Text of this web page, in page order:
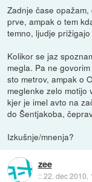
Zadnje čase
prve, ampak o tem
temno, ljudje
Kolikor se jaz
megla. Pa ne
sto metrov, ampak o
meglenke zelo motijo
kjer je imel avto na
do Šentjakoba,
Izkušnje/mnenja?
zee
::22. dec 2010,